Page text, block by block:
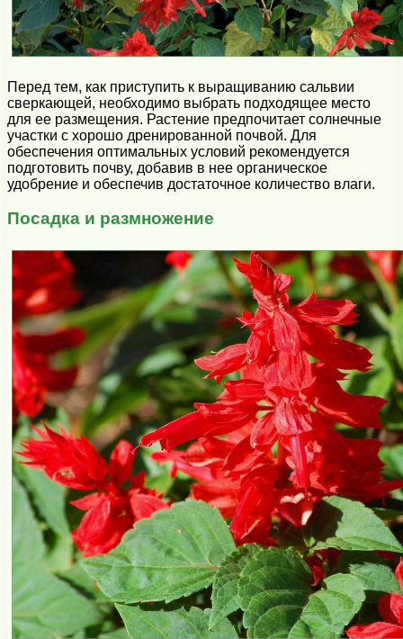
Перед тем, как приступить к выращиванию сальвии
сверкающей, необходимо выбрать подходящее место
для ее размещения. Растение предпочитает солнечные
участки с хорошо дренированной почвой. Для
обеспечения оптимальных условий рекомендуется
подготовить почву, добавив в нее органическое
удобрение и обеспечив достаточное количество влаги.
Посадка и размножение